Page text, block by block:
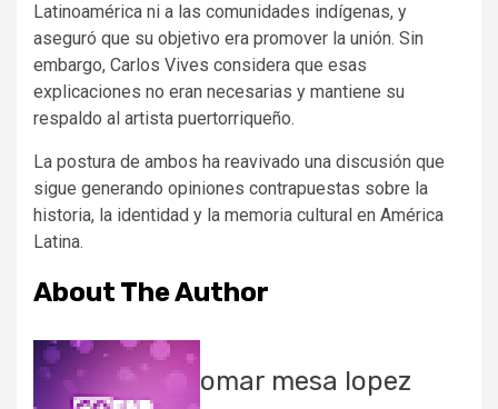
Latinoamérica ni a las comunidades indígenas, y
aseguró que su objetivo era promover la unión. Sin
embargo, Carlos Vives considera que esas
explicaciones no eran necesarias y mantiene su
respaldo al artista puertorriqueño.
La postura de ambos ha reavivado una discusión que
sigue generando opiniones contrapuestas sobre la
historia, la identidad y la memoria cultural en América
Latina.
About The Author
omar mesa lopez